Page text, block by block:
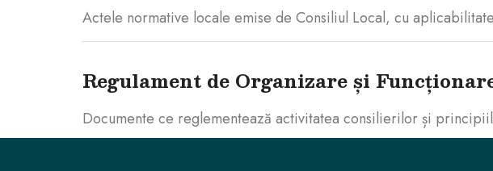
Actele normative locale emise de Consiliul Local, cu
Regulament de Organizare și
Documente ce reglementează activitatea consilierilor și